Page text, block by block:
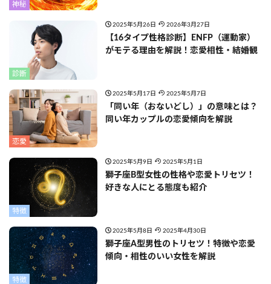
神秘
診断
2025年5月26日 2026年3月27日
【16タイプ性格診断】ENFP（運動家）
がモテる理由を解説！恋愛相性・結婚観
恋愛
2025年5月17日 2025年5月7日
「同い年（おないどし）」の意味とは？
同い年カップルの恋愛傾向を解説
特徴
2025年5月9日 2025年5月1日
獅子座B型女性の性格や恋愛トリセツ！
好きな人にとる態度も紹介
特徴
2025年5月8日 2025年4月30日
獅子座A型男性のトリセツ！特徴や恋愛
傾向・相性のいい女性を解説